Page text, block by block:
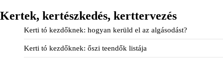
Kertek, kertészkedés, kerttervezés
Kerti tó kezdőknek: hogyan kerüld el az algásodást?
Kerti tó kezdőknek: őszi teendők listája